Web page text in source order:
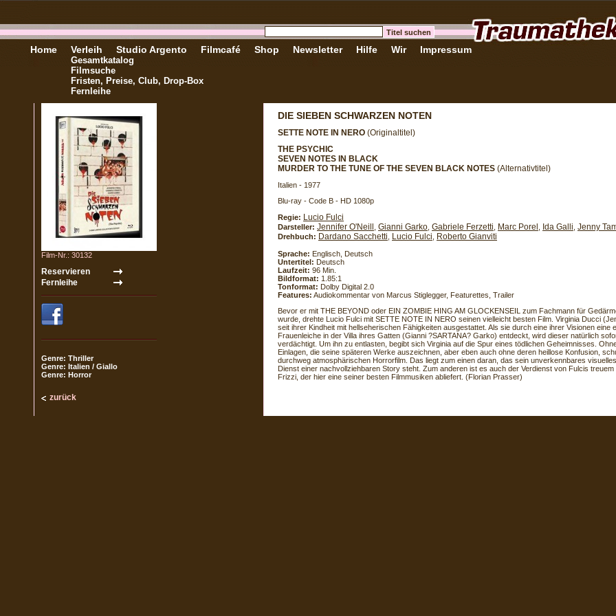
Home Verleih
Gesamtkatalog
Filmsuche
Fristen, Preise, Club, Drop-Box
Fernleihe
Studio Argento Filmcafé Shop Newsletter Hilfe Wir Impressum
Film-Nr.: 30132
Genre: Thriller
Genre: Italien / Giallo
Genre: Horror
zurück
DIE SIEBEN SCHWARZEN NOTEN
SETTE NOTE IN NERO (Originaltitel)
THE PSYCHIC
SEVEN NOTES IN BLACK
MURDER TO THE TUNE OF THE SEVEN BLACK NOTES (Alternativtitel)
Italien - 1977
Blu-ray - Code B - HD 1080p
Regie: Lucio Fulci
Darsteller: Jennifer O'Neill Gianni Garko Gabriele Ferzetti Marc Porel Ida Galli Jenny
Drehbuch: Dardano Sacchetti Lucio Fulci Roberto Gianviti
Sprache: Englisch, Deutsch
Untertitel: Deutsch
Laufzeit: 96 Min.
Bildformat: 1.85:1
Tonformat: Dolby Digital 2.0
Features: Audiokommentar von Marcus Stiglegger, Featurettes, Trailer
Bevor er mit THE BEYOND oder EIN ZOMBIE HING AM GLOCKENSEIL zum Fachmann für
wurde, drehte Lucio Fulci mit SETTE NOTE IN NERO seinen vielleicht besten Film. Virginia Ducci
seit ihrer Kindheit mit hellseherischen Fähigkeiten ausgestattet. Als sie durch eine ihrer Visionen eine
Frauenleiche in der Villa ihres Gatten (Gianni ?SARTANA? Garko) entdeckt, wird dieser natürlich
verdächtigt. Um ihn zu entlasten, begibt sich Virginia auf die Spur eines tödlichen Geheimnisses.
Einlagen, die seine späteren Werke auszeichnen, aber eben auch ohne deren heillose Konfusion,
durchweg atmosphärischen Horrorfilm. Das liegt zum einen daran, das sein unverkennbares
Dienst einer nachvollziehbaren Story steht. Zum anderen ist es auch der Verdienst von Fulcis
Frizzi, der hier eine seiner besten Filmmusiken abliefert. (Florian Prasser)